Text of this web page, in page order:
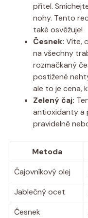
přítel.
nohy. Tento
také osvěžuje!
Česnek: Víte,
na všechny
rozmačkaný
postižené
ale to je cena,
Zelený čaj:
antioxidanty a
pravidelně
Metoda
Čajovníkový olej
Jablečný ocet
Česnek